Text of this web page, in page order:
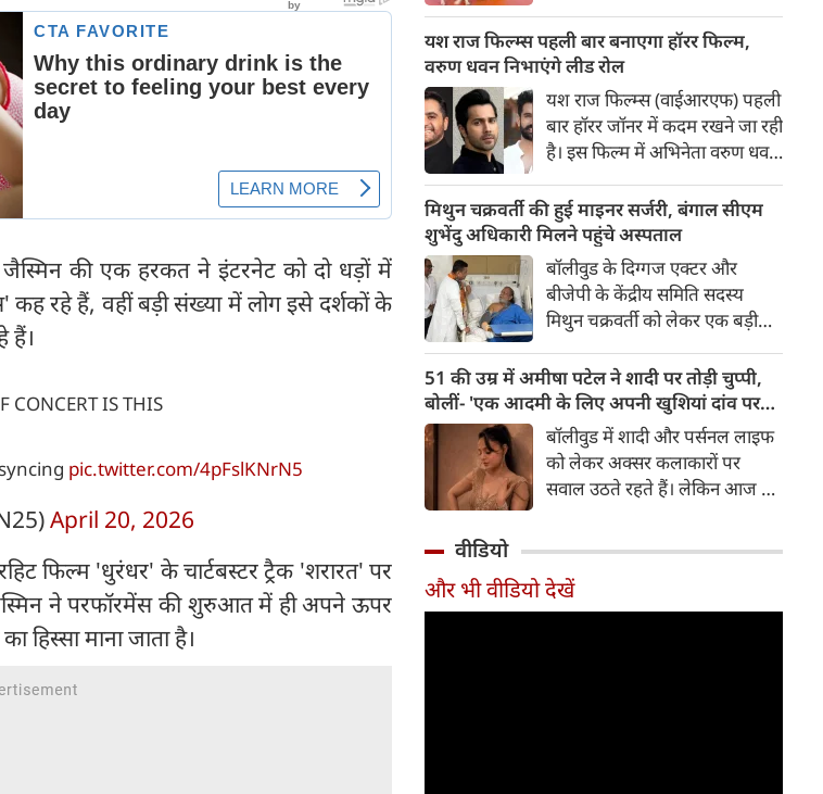
की एक हरकत ने इंटरनेट को दो धड़ों में
कह रहे हैं, वहीं बड़ी संख्या में लोग इसे दर्शकों के
हैं।
CONCERT IS THIS
pic.twitter.com/4pFslKNrN5
April 20, 2026
फिल्म 'धुरंधर' के चार्टबस्टर ट्रैक 'शरारत' पर
ने परफॉरमेंस की शुरुआत में ही अपने ऊपर
हिस्सा माना जाता है।
पैपराजी को पोज दे रहीं बॉलीवुड की
अभिनेत्री रवीना टंडन पर फिल्म का
चार पैरों वाला मुख्य कलाकार (डॉग
स्टार) अचानक बेकाबू होकर झपट
पड़ा।
यश राज फिल्म्स पहली बार बनाएगा हॉरर फिल्म,
वरुण धवन निभाएंगे लीड रोल
यश राज फिल्म्स (वाईआरएफ) पहली
बार हॉरर जॉनर में कदम रखने जा रही
है। इस फिल्म में अभिनेता वरुण धवन
निर्देशन और पटकथा की जिम्मेदारी
'रॉकेट बॉयज़' से चर्चित अभय पन्नू
संभालेंगे। फिल्म की शूटिंग इस वर्ष के
अंत में शुरू होने की योजना है और
इसे वर्ष 2027 में दुनियाभर के
सिनेमाघरों में रिलीज़ किया जाएगा।
मिथुन चक्रवर्ती की हुई माइनर सर्जरी, बंगाल सीएम
शुभेंदु अधिकारी मिलने पहुंचे अस्पताल
बॉलीवुड के दिग्गज एक्टर और
बीजेपी के केंद्रीय समिति सदस्य
मिथुन चक्रवर्ती को लेकर एक बड़ी
समस्याओं के चलते उन्हें कोलकाता
के एक निजी अस्पताल में भर्ती
कराया गया है, जहां डॉक्टरों की टीम
ने उनके दाहिने हाथ की एक माइनर
सर्जरी की है।
51 की उम्र में अमीषा पटेल ने शादी पर तोड़ी चुप्पी,
बोलीं- 'एक आदमी के लिए अपनी खुशियां दांव पर
नहीं लगा सकती' बॉलीवुड में शादी और पर्सनल लाइफ
को लेकर अक्सर कलाकारों पर
सवाल उठते रहते हैं। लेकिन आज के
और सुष्मिता सेन जैसी हस्तियों के
बाद अब 'गदर' फेम अभिनेत्री अमीषा
वीडियो
और भी वीडियो देखें